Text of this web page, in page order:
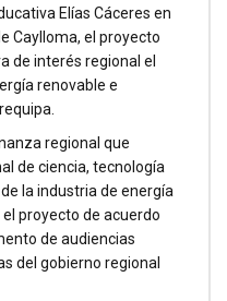
Elías Cáceres en
Caylloma, el proyecto
de interés regional el
renovable e
regional que
de ciencia, tecnología
la industria de energía
proyecto de acuerdo
de audiencias
del gobierno regional